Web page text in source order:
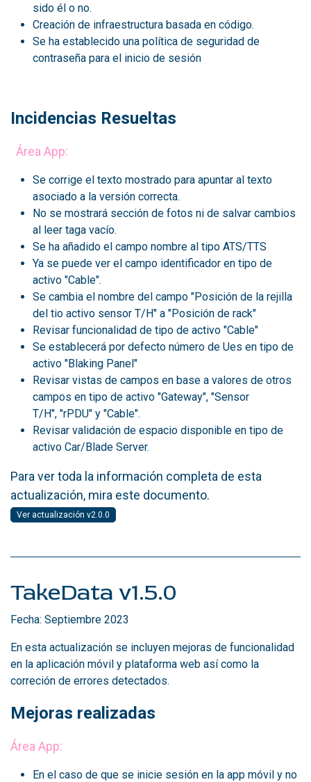
sido él o no.
Creación de infraestructura basada en código.
Se ha establecido una política de seguridad de
contraseña para el inicio de sesión
Incidencias Resueltas
Área App:
Se corrige el texto mostrado para apuntar al texto
asociado a la versión correcta.
No se mostrará sección de fotos ni de salvar cambios
al leer taga vacío.
Se ha añadido el campo nombre al tipo ATS/TTS
Ya se puede ver el campo identificador en tipo de
activo "Cable".
Se cambia el nombre del campo "Posición de la rejilla
del tio activo sensor T/H" a "Posición de rack"
Revisar funcionalidad de tipo de activo "Cable"
Se establecerá por defecto número de Ues en tipo de
activo "Blaking Panel"
Revisar vistas de campos en base a valores de otros
campos en tipo de activo "Gateway", "Sensor
T/H", "rPDU" y "Cable".
Revisar validación de espacio disponible en tipo de
activo Car/Blade Server.
Para ver toda la información completa de esta
actualización, mira este documento.
Ver actualización v2.0.0
TakeData v1.5.0
Fecha: Septiembre 2023
En esta actualización se incluyen mejoras de funcionalidad
en la aplicación móvil y plataforma web así como la
correción de errores detectados.
Mejoras realizadas
Área App:
En el caso de que se inicie sesión en la app móvil y no